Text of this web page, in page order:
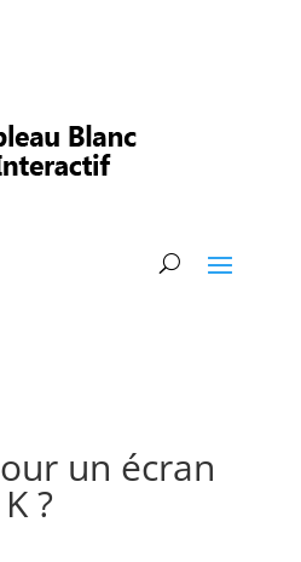
un écran
?